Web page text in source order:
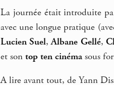
La journée était introduite
avec une longue pratique
Lucien Suel,Albane Gellé,
et sontop ten cinéma sous
A lire avant tout, de Yann